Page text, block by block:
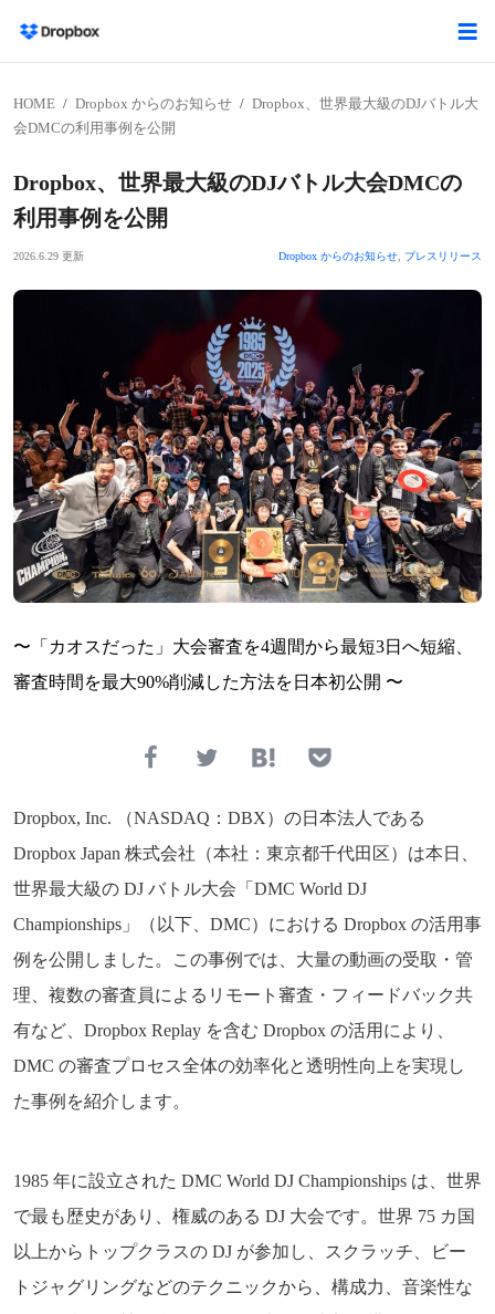
HOME Dropbox からのお知らせ
Dropbox、世界最大級のDJバトル大
会DMCの利用事例を公開
Dropbox、世界最大級のDJバトル大会DMCの
利用事例を公開
2026.6.29 更新 Dropbox からのお知らせ プレスリリース
〜「カオスだった」大会審査を4週間から最短3日へ短縮、
審査時間を最大90%削減した方法を日本初公開 〜
Dropbox, Inc. （NASDAQ：DBX）の日本法人である
Dropbox Japan 株式会社（本社：東京都千代田区）は本日、
世界最大級の DJ バトル大会「DMC World DJ
Championships」（以下、DMC）における Dropbox の活用事
例を公開しました。この事例では、大量の動画の受取・管
理、複数の審査員によるリモート審査・フィードバック共
有など、Dropbox Replay を含む Dropbox の活用により、
DMC の審査プロセス全体の効率化と透明性向上を実現し
た事例を紹介します。
1985 年に設立された DMC World DJ Championships は、世界
で最も歴史があり、権威のある DJ 大会です。世界 75 カ国
以上からトップクラスの DJ が参加し、スクラッチ、ビー
トジャグリングなどのテクニックから、構成力、音楽性な